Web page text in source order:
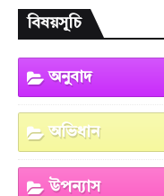
বিষয়সূচি
অনুবাদ
অভিধান
উপন্যাস